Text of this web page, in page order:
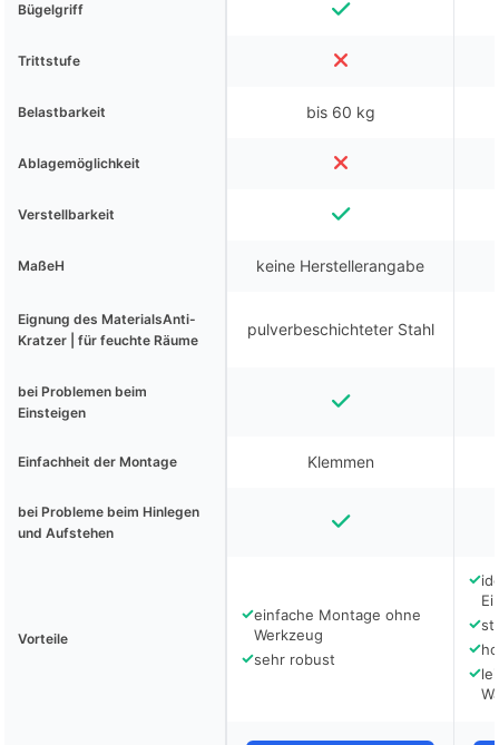
Bügelgriff
Trittstufe
Belastbarkeit bis 60 kg
Ablagemöglichkeit
Verstellbarkeit
MaßeH keine Herstellerangabe
Eignung des MaterialsAnti-
Kratzer | für feuchte Räume
pulverbeschichteter Stahl
bei Problemen beim
Einsteigen
Einfachheit der Montage Klemmen
bei Probleme beim Hinlegen
und Aufstehen
Vorteile
✓einfache Montage ohne
Werkzeug
✓sehr robust
✓
✓
✓
✓